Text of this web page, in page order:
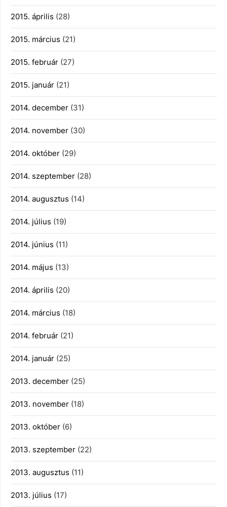
2015. április (28)
2015. március (21)
2015. február (27)
2015. január (21)
2014. december (31)
2014. november (30)
2014. október (29)
2014. szeptember (28)
2014. augusztus (14)
2014. július (19)
2014. június (11)
2014. május (13)
2014. április (20)
2014. március (18)
2014. február (21)
2014. január (25)
2013. december (25)
2013. november (18)
2013. október (6)
2013. szeptember (22)
2013. augusztus (11)
2013. július (17)